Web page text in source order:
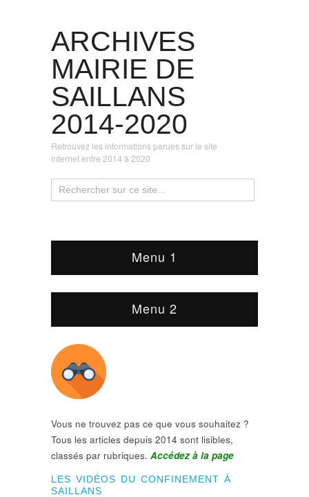
ARCHIVES
MAIRIE DE
SAILLANS
2014-2020
Retrouvez les informations parues sur le site
internet entre 2014 à 2020
Menu 1
Menu 2
Vous ne trouvez pas ce que vous souhaitez ?
Tous les articles depuis 2014 sont lisibles,
classés par rubriques. Accédez à la page
LES VIDÉOS DU CONFINEMENT À
SAILLANS